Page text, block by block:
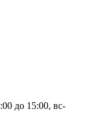
до 15:00, вс-